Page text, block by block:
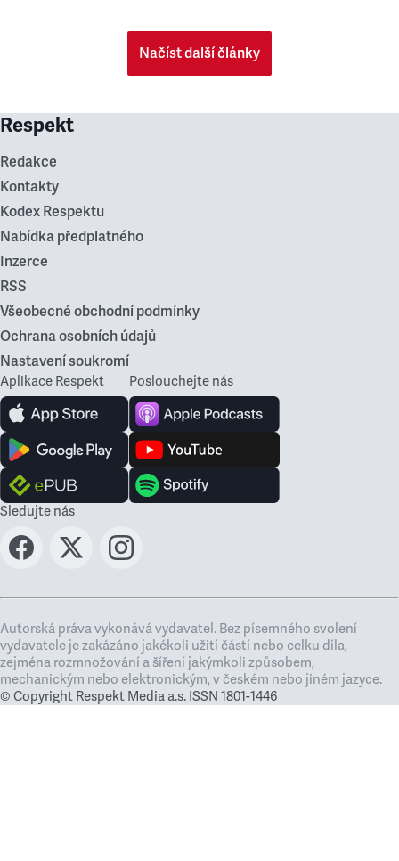
Načíst další články
Respekt
Redakce
Kontakty
Kodex Respektu
Nabídka předplatného
Inzerce
RSS
Všeobecné obchodní podmínky
Ochrana osobních údajů
Nastavení soukromí
Aplikace Respekt Poslouchejte nás
Sledujte nás
Autorská práva vykonává vydavatel. Bez písemného svolení
vydavatele je zakázáno jakékoli užití částí nebo celku díla,
zejména rozmnožování a šíření jakýmkoli způsobem,
mechanickým nebo elektronickým, v českém nebo jiném jazyce.
© Copyright Respekt Media a.s. ISSN 1801-1446